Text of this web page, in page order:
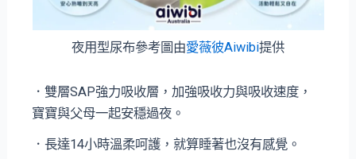
夜用型尿布參考圖由愛薇彼Aiwibi提供
．雙層SAP強力吸收層，加強吸收力與吸收速度，
寶寶與父母一起安穩過夜。
．長達14小時溫柔呵護，就算睡著也沒有感覺。